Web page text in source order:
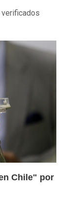
verificados
Chile" por